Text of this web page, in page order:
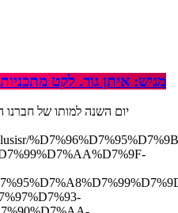
מגיש: איתן גור. לקט מתכניותיו
יום השנה למותו של חברנו